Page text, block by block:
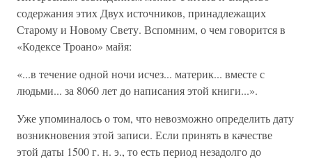
содержания этих Двух источников, принадлежащих
Старому и Новому Свету. Вспомним, о чем говорится в
«Кодексе Троано» майя:
«...в течение одной ночи исчез... материк... вместе с
людьми... за 8060 лет до написания этой книги...».
Уже упоминалось о том, что невозможно определить дату
возникновения этой записи. Если принять в качестве
этой даты 1500 г. н. э., то есть период незадолго до